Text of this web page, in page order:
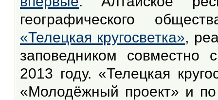
географического
«Телецкая кругосветка»,
заповедником совместно
2013 году. «Телецкая
«Молодёжный проект» и по